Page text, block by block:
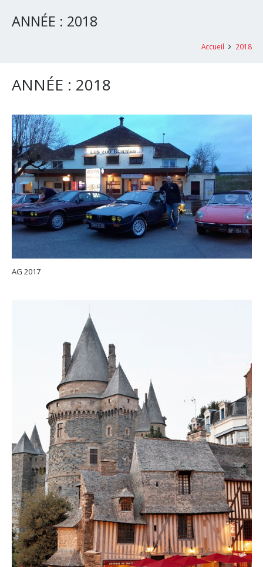
ANNÉE : 2018
Accueil 2018
ANNÉE : 2018
AG 2017